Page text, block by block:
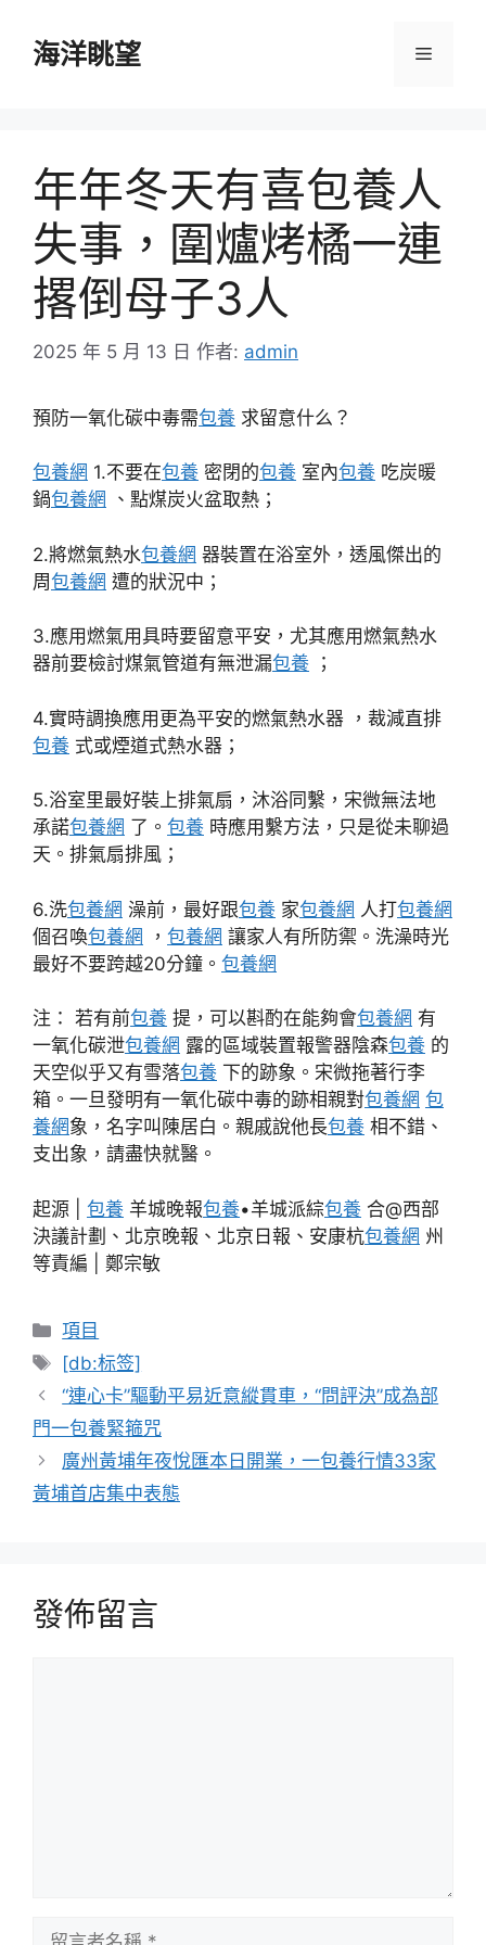
海洋眺望 選
年年冬天有喜包養人
失事，圍爐烤橘一連
撂倒母子3人
2025 年 5 月 13 日 作者: admin
預防一氧化碳中毒需包養 求留意什么？
包養網 1.不要在包養 密閉的包養 室內包養 吃炭暖
鍋包養網 、點煤炭火盆取熱；
2.將燃氣熱水包養網 器裝置在浴室外，透風傑出的
周包養網 遭的狀況中；
3.應用燃氣用具時要留意平安，尤其應用燃氣熱水
器前要檢討煤氣管道有無泄漏包養 ；
4.實時調換應用更為平安的燃氣熱水器 ，裁減直排
包養 式或煙道式熱水器；
5.浴室里最好裝上排氣扇，沐浴同繫，宋微無法地
承諾包養網 了。 包養 時應用繫方法，只是從未聊過
天。排氣扇排風；
6.洗包養網 澡前，最好跟包養 家包養網 人打包養網
個召喚包養網 ， 包養網 讓家人有所防禦。洗澡時光
最好不要跨越20分鐘。 包養網
注： 若有前包養 提，可以斟酌在能夠會包養網 有
一氧化碳泄包養網 露的區域裝置報警器陰森包養 的
天空似乎又有雪落包養 下的跡象。宋微拖著行李
箱。一旦發明有一氧化碳中毒的跡相親對包養網 包
養網象，名字叫陳居白。親戚說他長包養 相不錯、
支出象，請盡快就醫。
起源 | 包養 羊城晚報包養•羊城派綜包養 合@西部
決議計劃、北京晚報、北京日報、安康杭包養網 州
等責編 | 鄭宗敏
分
類
項目
標
籤
[db:标签]
“連心卡”驅動平易近意縱貫車，“問評決”成為部
門一包養緊箍咒
廣州黃埔年夜悅匯本日開業，一包養行情33家
黃埔首店集中表態
發佈留言